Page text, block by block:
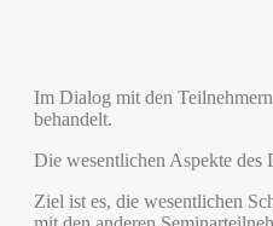
Im Dialog mit den
behandelt.
Die wesentlichen Aspekte des
Ziel ist es, die wesentlichen